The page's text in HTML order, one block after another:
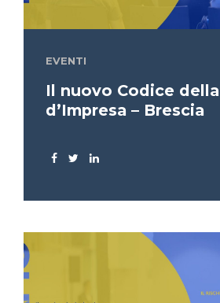
EVENTI
Il nuovo Codice
d’Impresa – Brescia